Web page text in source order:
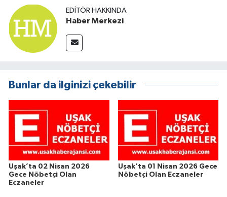
EDITÖR HAKKINDA
Haber Merkezi
Bunlar da ilginizi çekebilir
Uşak’ta 02 Nisan 2026
Gece Nöbetçi Olan
Eczaneler
Uşak’ta 01 Nisan 2026 Gece
Nöbetçi Olan Eczaneler